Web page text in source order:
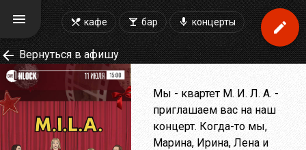
кафе бар концерты
Вернуться в афишу
Мы - квартет М. И. Л. А. -
приглашаем вас на наш
концерт. Когда-то мы,
Марина, Ирина, Лена и